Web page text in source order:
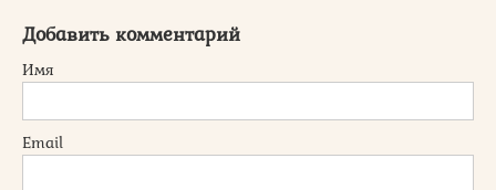
Добавить комментарий
Имя
Email